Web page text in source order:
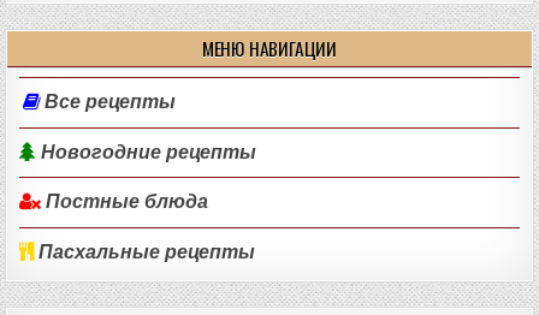
МЕНЮ НАВИГАЦИИ
Все рецепты
Новогодние рецепты
Постные блюда
Пасхальные рецепты